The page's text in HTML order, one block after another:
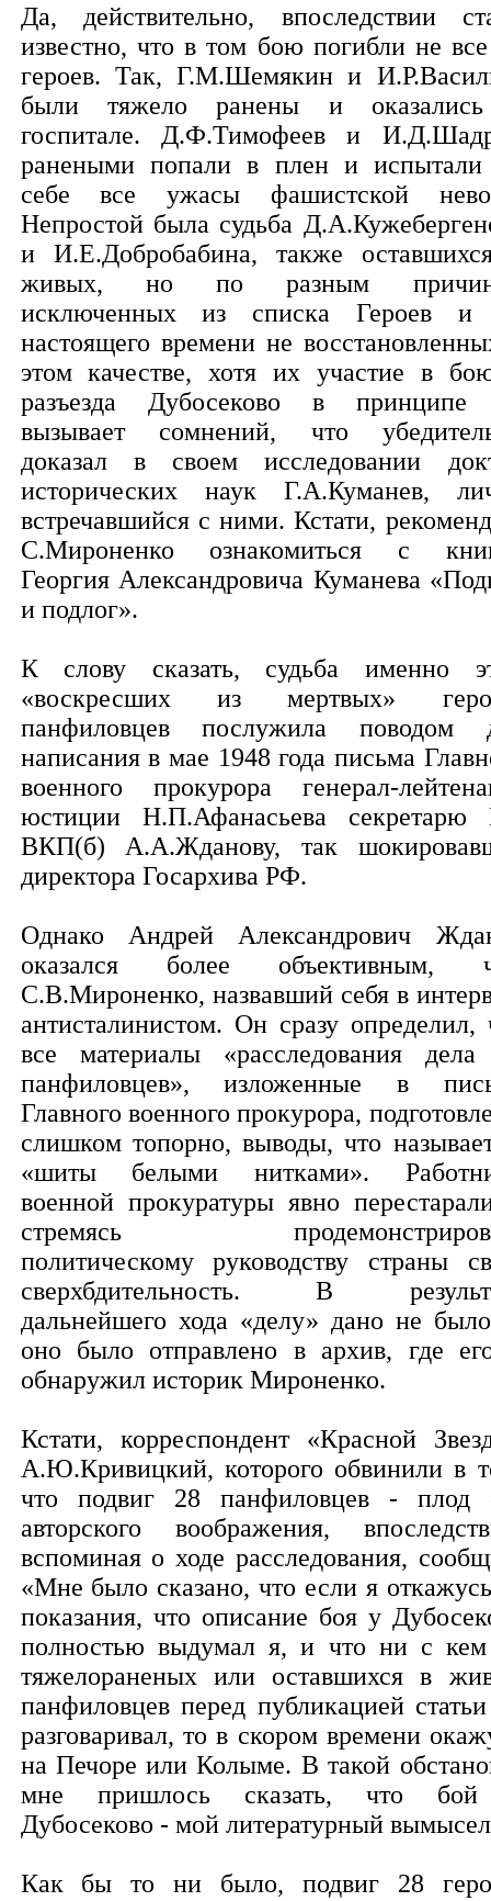
Да, действительно, впоследствии
известно, что в том бою погибли не
героев. Так, Г.М.Шемякин и
были тяжело ранены и
госпитале. Д.Ф.Тимофеев и
ранеными попали в плен и
себе все ужасы фашистской
Непростой была судьба
и И.Е.Добробабина, также
живых, но по разным
исключенных из списка Героев и
настоящего времени не
этом качестве, хотя их участие в
разъезда Дубосеково в принципе
вызывает сомнений, что
доказал в своем исследовании
исторических наук Г.А.Куманев,
встречавшийся с ними. Кстати,
С.Мироненко ознакомиться с
Георгия Александровича Куманева
и подлог».
К слову сказать, судьба именно
«воскресших из мертвых»
панфиловцев послужила поводом
написания в мае 1948 года письма
военного прокурора генерал-
юстиции Н.П.Афанасьева
ВКП(б) А.А.Жданову, так
директора Госархива РФ.
Однако Андрей Александрович
оказался более объективным,
С.В.Мироненко, назвавший себя в
антисталинистом. Он сразу определил,
все материалы «расследования
панфиловцев», изложенные в
Главного военного прокурора,
слишком топорно, выводы, что
«шиты белыми нитками».
военной прокуратуры явно
стремясь
политическому руководству страны
сверхбдительность. В
дальнейшего хода «делу» дано не
оно было отправлено в архив, где
обнаружил историк Мироненко.
Кстати, корреспондент «Красной
А.Ю.Кривицкий, которого обвинили в
что подвиг 28 панфиловцев - плод
авторского воображения,
вспоминая о ходе расследования,
«Мне было сказано, что если я
показания, что описание боя у
полностью выдумал я, и что ни с
тяжелораненых или оставшихся в
панфиловцев перед публикацией
разговаривал, то в скором времени
на Печоре или Колыме. В такой
мне пришлось сказать, что
Дубосеково - мой литературный
Как бы то ни было, подвиг 28